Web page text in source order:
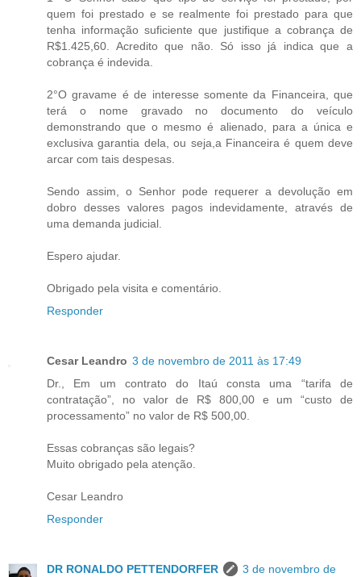
quem foi prestado e se realmente foi prestado para que
tenha informação suficiente que justifique a cobrança de
R$1.425,60. Acredito que não. Só isso já indica que a
cobrança é indevida.
2°O gravame é de interesse somente da Financeira, que
terá o nome gravado no documento do veículo
demonstrando que o mesmo é alienado, para a única e
exclusiva garantia dela, ou seja,a Financeira é quem deve
arcar com tais despesas.
Sendo assim, o Senhor pode requerer a devolução em
dobro desses valores pagos indevidamente, através de
uma demanda judicial.
Espero ajudar.
Obrigado pela visita e comentário.
Responder
Cesar Leandro 3 de novembro de 2011 às 17:49
Dr., Em um contrato do Itaú consta uma “tarifa de
contratação”, no valor de R$ 800,00 e um “custo de
processamento” no valor de R$ 500,00.
Essas cobranças são legais?
Muito obrigado pela atenção.
Cesar Leandro
Responder
DR RONALDO PETTENDORFER 3 de novembro de